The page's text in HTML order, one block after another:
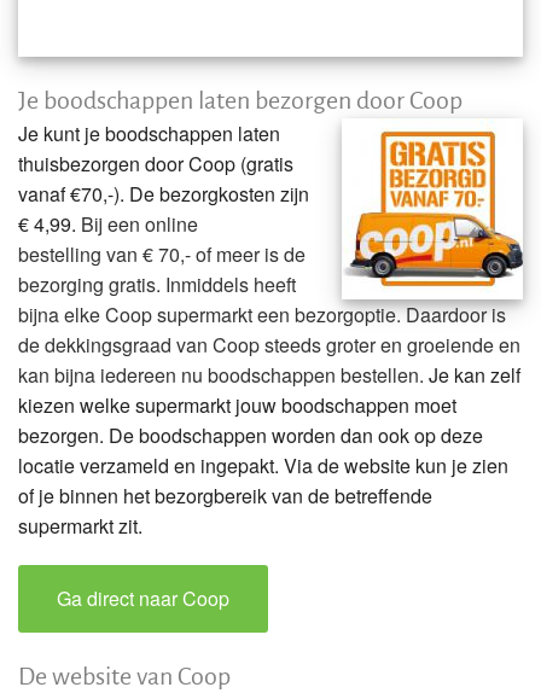
Je boodschappen laten bezorgen door Coop
Je kunt je boodschappen laten
thuisbezorgen door Coop (gratis
vanaf €70,-). De bezorgkosten zijn
€ 4,99. Bij een online
bestelling van € 70,- of meer is de
bezorging gratis. Inmiddels heeft
bijna elke Coop supermarkt een bezorgoptie. Daardoor is
de dekkingsgraad van Coop steeds groter en groeiende en
kan bijna iedereen nu boodschappen bestellen. Je kan zelf
kiezen welke supermarkt jouw boodschappen moet
bezorgen. De boodschappen worden dan ook op deze
locatie verzameld en ingepakt. Via de website kun je zien
of je binnen het bezorgbereik van de betreffende
supermarkt zit.
Ga direct naar Coop
De website van Coop